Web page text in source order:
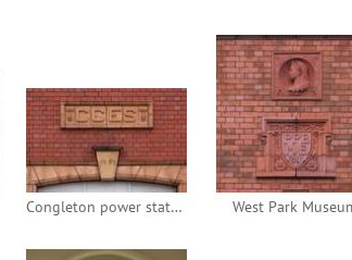
Congleton power station West Park